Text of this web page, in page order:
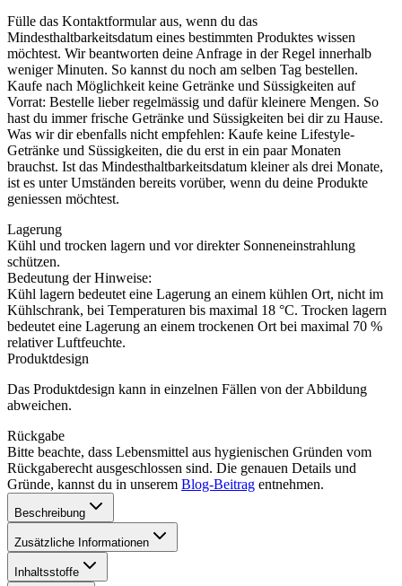
Fülle das Kontaktformular aus, wenn du das
Mindesthaltbarkeitsdatum eines bestimmten Produktes wissen
möchtest. Wir beantworten deine Anfrage in der Regel innerhalb
weniger Minuten. So kannst du noch am selben Tag bestellen.
Kaufe nach Möglichkeit keine Getränke und Süssigkeiten auf
Vorrat: Bestelle lieber regelmässig und dafür kleinere Mengen. So
hast du immer frische Getränke und Süssigkeiten bei dir zu Hause.
Was wir dir ebenfalls nicht empfehlen: Kaufe keine Lifestyle-
Getränke und Süssigkeiten, die du erst in ein paar Monaten
brauchst. Ist das Mindesthaltbarkeitsdatum kleiner als drei Monate,
ist es unter Umständen bereits vorüber, wenn du deine Produkte
geniessen möchtest.
Lagerung
Kühl und trocken lagern und vor direkter Sonneneinstrahlung
schützen.
Bedeutung der Hinweise:
Kühl lagern bedeutet eine Lagerung an einem kühlen Ort, nicht im
Kühlschrank, bei Temperaturen bis maximal 18 °C. Trocken lagern
bedeutet eine Lagerung an einem trockenen Ort bei maximal 70 %
relativer Luftfeuchte.
Produktdesign
Das Produktdesign kann in einzelnen Fällen von der Abbildung
abweichen.
Rückgabe
Bitte beachte, dass Lebensmittel aus hygienischen Gründen vom
Rückgaberecht ausgeschlossen sind. Die genauen Details und
Gründe, kannst du in unserem Blog-Beitrag entnehmen.
Beschreibung
Zusätzliche Informationen
Inhaltsstoffe